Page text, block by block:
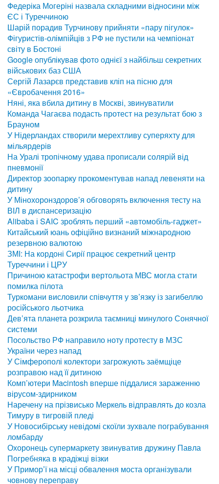
Федеріка Могеріні назвала складними відносини між
ЄС і Туреччиною
Шарій порадив Турчинову прийняти «пару пігулок»
Фігуристів-олімпійців з РФ не пустили на чемпіонат
світу в Бостоні
Google опублікував фото однієї з найбільш секретних
військових баз США
Сергій Лазарєв представив кліп на пісню для
«Євробачення 2016»
Няні, яка вбила дитину в Москві, звинуватили
Команда Чагаєва подасть протест на результат бою з
Брауном
У Нідерландах створили мерехтливу суперяхту для
мільярдерів
На Уралі тропічному удава прописали солярій від
пневмонії
Директор зоопарку прокоментував напад левеняти на
дитину
У Мінохоронздоров’я обговорять включення тесту на
ВІЛ в диспансеризацію
Alibaba і SAIC зроблять перший «автомобіль-гаджет»
Китайський юань офіційно визнаний міжнародною
резервною валютою
ЗМІ: На кордоні Сирії працює секретний центр
Туреччини і ЦРУ
Причиною катастрофи вертольота МВС могла стати
помилка пілота
Туркомани висловили співчуття у зв’язку із загибеллю
російського льотчика
Дев’ята планета розкрила таємниці минулого Сонячної
системи
Посольство РФ направило ноту протесту в МЗС
України через напад
У Сімферополі колектори загрожують заёмщіце
розправою над її дитиною
Комп’ютери Macintosh вперше піддалися зараженню
вірусом-здирником
Наречену на прізвисько Меркель відправлять до козла
Тимуру в тигровій пледі
У Новосибірську невідомі скоїли зухвале пограбування
ломбарду
Охоронець супермаркету звинуватив дружину Павла
Погребняка в крадіжці візки
У Примор’ї на місці обвалення моста організували
човнову переправу